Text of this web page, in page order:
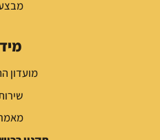
מועדון